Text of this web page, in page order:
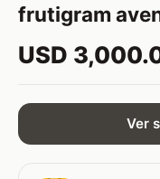
frutigram
USD
Ver